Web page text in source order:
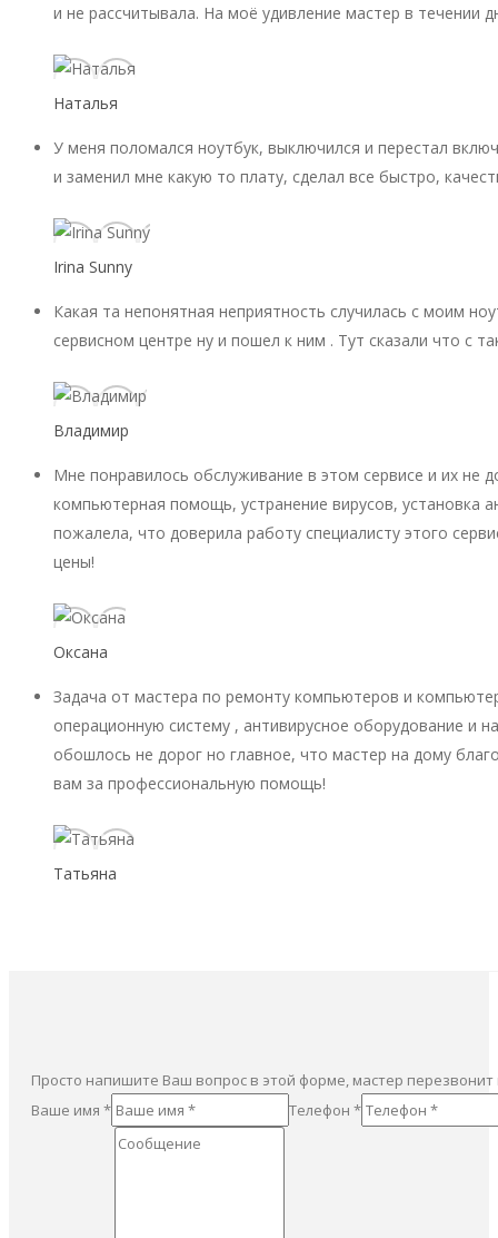
и не рассчитывала. На моё удивление мастер в течении
Наталья
У меня поломался ноутбук, выключился и перестал
и заменил мне какую то плату, сделал все быстро,
Irina Sunny
Какая та непонятная неприятность случилась с моим
сервисном центре ну и пошел к ним . Тут сказали что с
Владимир
Мне понравилось обслуживание в этом сервисе и их не
компьютерная помощь, устранение вирусов, установка
пожалела, что доверила работу специалисту этого
цены!
Оксана
Задача от мастера по ремонту компьютеров и
операционную систему , антивирусное оборудование и
обошлось не дорог но главное, что мастер на дому
вам за профессиональную помощь!
Татьяна
Просто напишите Ваш вопрос в этой форме, мастер
Ваше имя *
Телефон *